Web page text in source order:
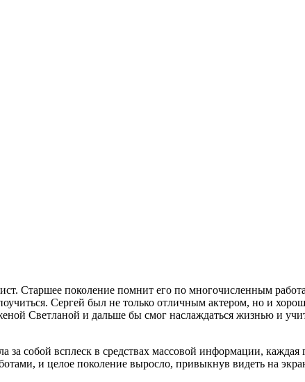
Старшее поколение помнит его по многочисленным
Сергей был не только отличным актером, но и
Светланой и дальше бы смог наслаждаться жизнью и
собой всплеск в средствах массовой информации, каждая
и целое поколение выросло, привыкнув видеть на